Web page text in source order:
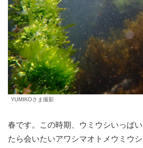
YUMIKOさま撮影
春です。この時期、ウミウシいっぱ
たら会いたいアワシマオトメウミウ